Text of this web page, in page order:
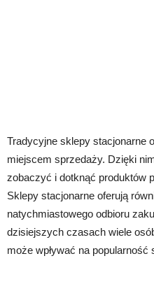
Tradycyjne sklepy stacjonarne
miejscem sprzedaży. Dzięki
zobaczyć i dotknąć produktów
Sklepy stacjonarne oferują
natychmiastowego odbioru
dzisiejszych czasach wiele
może wpływać na